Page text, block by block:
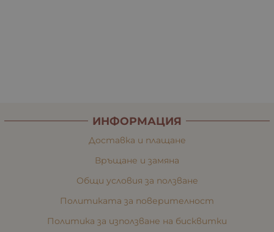
ИНФОРМАЦИЯ
Доставка и плащане
Връщане и замяна
Общи условия за ползване
Политиката за поверителност
Политика за използване на бисквитки